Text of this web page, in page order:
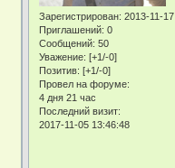
Зарегистрирован: 2013-11-17
Приглашений: 0
Сообщений: 50
Уважение: [+1/-0]
Позитив: [+1/-0]
Провел на форуме:
4 дня 21 час
Последний визит:
2017-11-05 13:46:48